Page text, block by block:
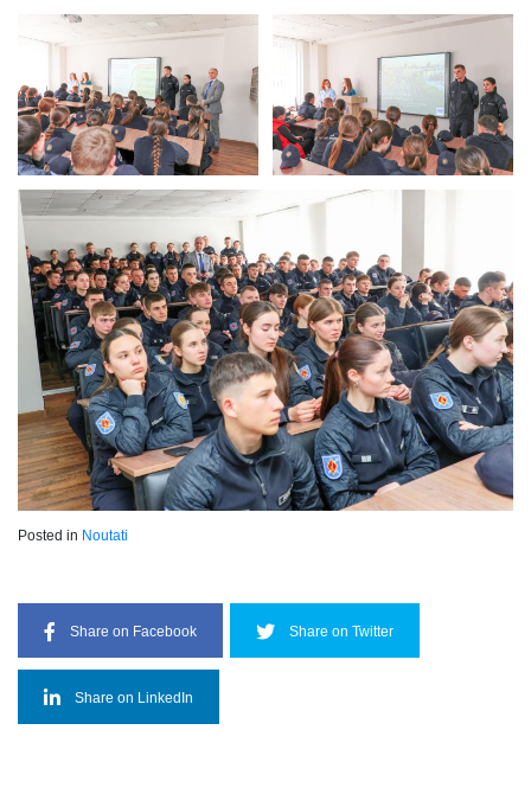
Posted in Noutati
Share on Facebook Share on Twitter
Share on LinkedIn